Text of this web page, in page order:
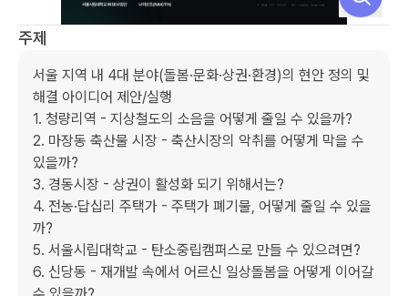
주제
서울 지역 내 4대 분야(돌봄·문화·상권·환경)의 현안 정의 및
해결 아이디어 제안/실행
1. 청량리역 - 지상철도의 소음을 어떻게 줄일 수 있을까?
2. 마장동 축산물 시장 - 축산시장의 악취를 어떻게 막을 수
있을까?
3. 경동시장 - 상권이 활성화 되기 위해서는?
4. 전농·답십리 주택가 - 주택가 폐기물, 어떻게 줄일 수 있을
까?
5. 서울시립대학교 - 탄소중립캠퍼스로 만들 수 있으려면?
6. 신당동 - 재개발 속에서 어르신 일상돌봄을 어떻게 이어갈